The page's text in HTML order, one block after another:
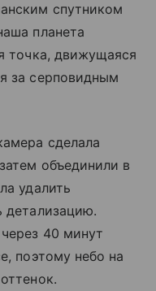
спутником
планета
точка, движущаяся
за серповидным
сделала
объединили в
удалить
детализацию.
40 минут
поэтому небо на